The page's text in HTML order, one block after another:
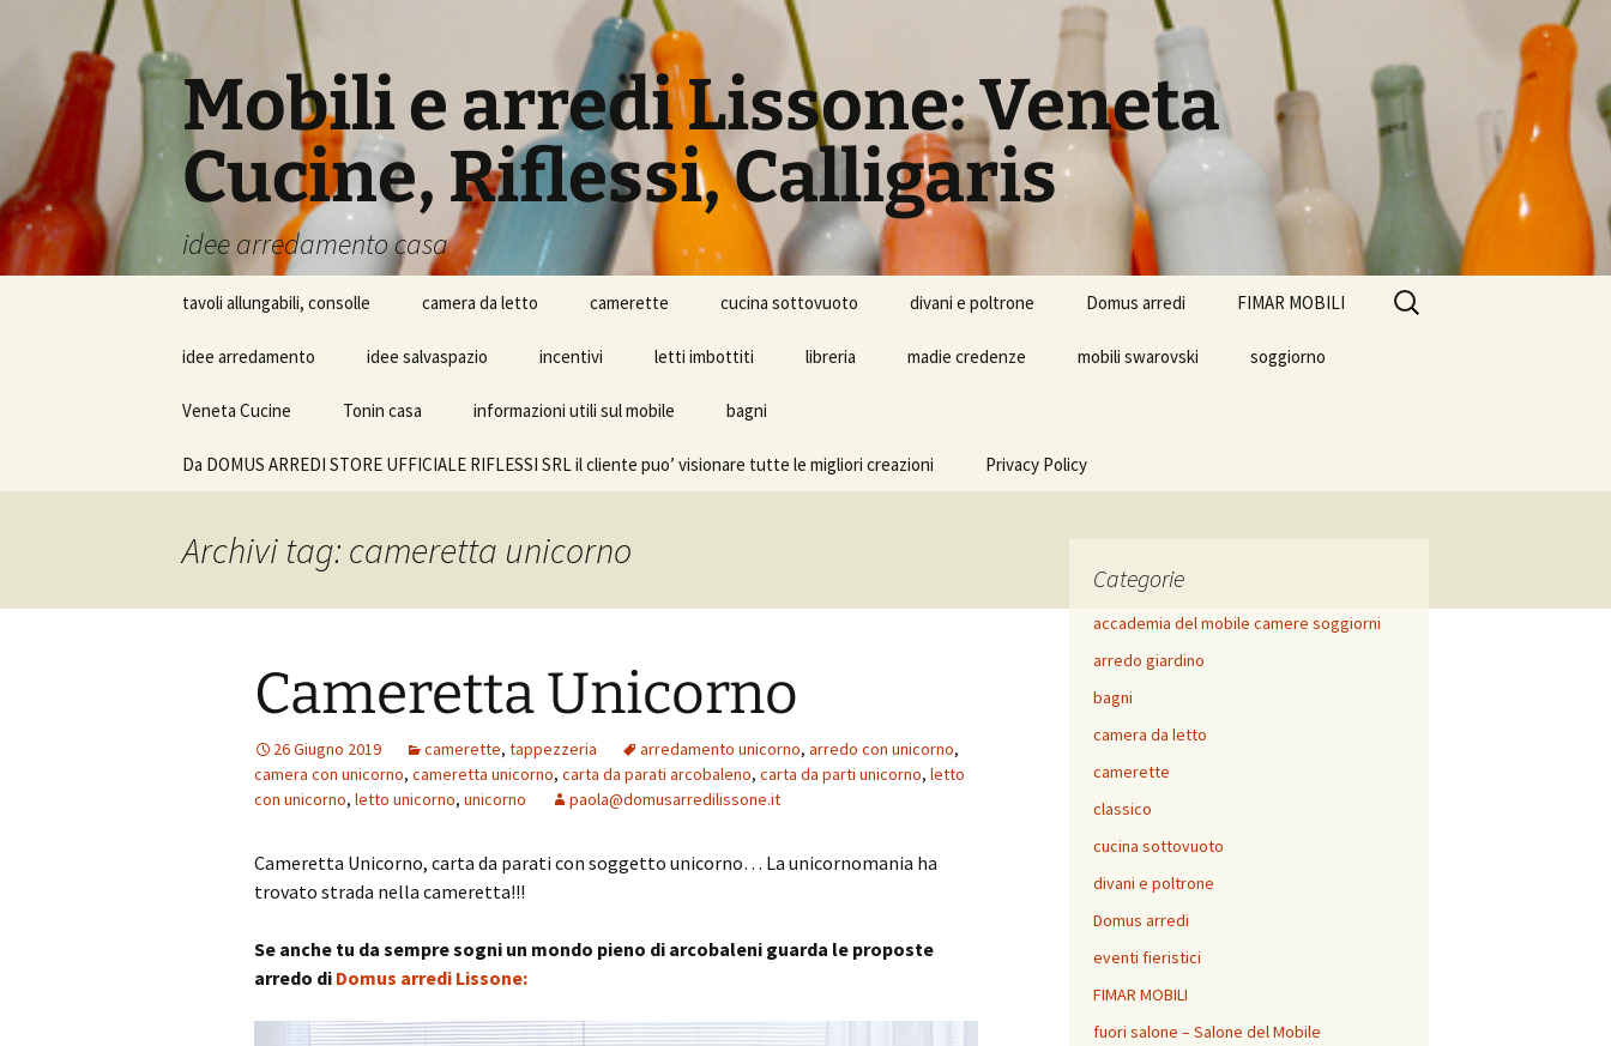
contenuto
Mobili e arredi Lissone: Veneta
Cucine, Riflessi, Calligaris
idee arredamento casa
tavoli allungabili, consolle camera da letto camerette cucina sottovuoto divani e poltrone Domus arredi FIMAR MOBILI
idee arredamento idee salvaspazio incentivi letti imbottiti libreria madie credenze mobili swarovski soggiorno
Veneta Cucine Tonin casa informazioni utili sul mobile bagni
Da DOMUS ARREDI STORE UFFICIALE RIFLESSI SRL il cliente puo’ visionare tutte le migliori creazioni Privacy Policy
Ricerca
per:
Archivi tag: cameretta unicorno
Cameretta Unicorno
26 Giugno 2019 camerette, tappezzeria arredamento unicorno, arredo con unicorno,
camera con unicorno, cameretta unicorno, carta da parati arcobaleno, carta da parti unicorno, letto
con unicorno, letto unicorno, unicorno paola@domusarredilissone.it
Cameretta Unicorno, carta da parati con soggetto unicorno… La unicornomania ha
trovato strada nella cameretta!!!
Se anche tu da sempre sogni un mondo pieno di arcobaleni guarda le proposte
arredo di Domus arredi Lissone:
Categorie
accademia del mobile camere soggiorni
arredo giardino
bagni
camera da letto
camerette
classico
cucina sottovuoto
divani e poltrone
Domus arredi
eventi fieristici
FIMAR MOBILI
fuori salone – Salone del Mobile